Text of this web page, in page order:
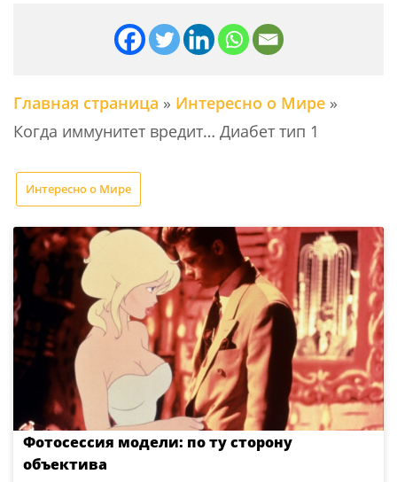
Главная страница » Интересно о Мире »
Когда иммунитет вредит… Диабет тип 1
Интересно о Мире
Фотосессия модели: по ту сторону
объектива